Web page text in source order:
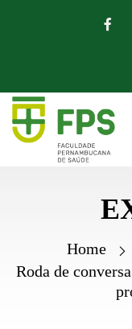
Home
Roda de